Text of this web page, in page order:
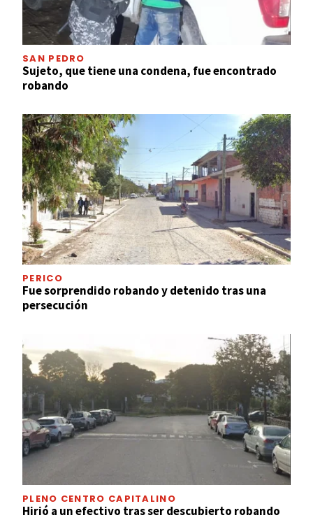
SAN PEDRO
Sujeto, que tiene una condena, fue encontrado
robando
PERICO
Fue sorprendido robando y detenido tras una
persecución
PLENO CENTRO CAPITALINO
Hirió a un efectivo tras ser descubierto robando